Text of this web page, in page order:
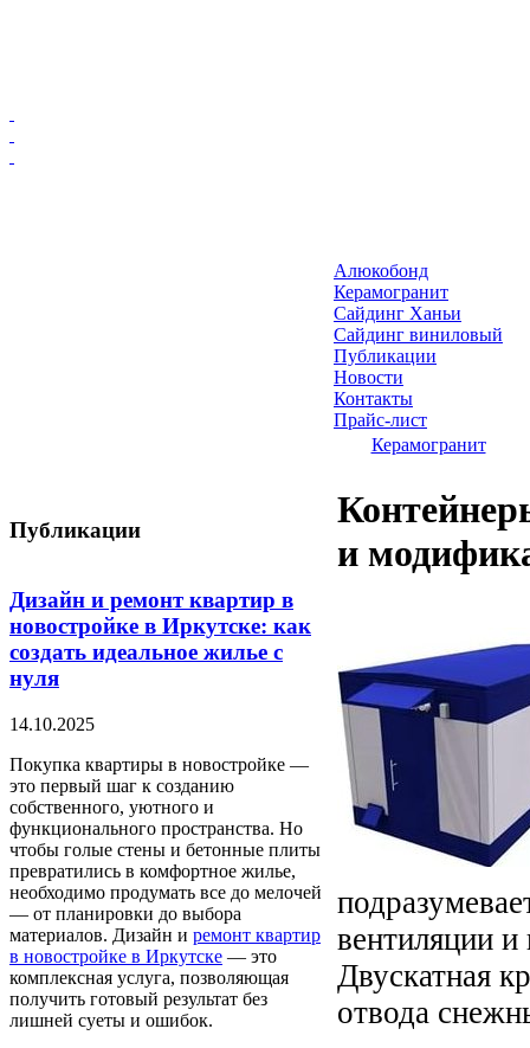
Публикации
Дизайн и ремонт квартир в
новостройке в Иркутске: как
создать идеальное жилье с
нуля
14.10.2025
Покупка квартиры в новостройке —
это первый шаг к созданию
собственного, уютного и
функционального пространства. Но
чтобы голые стены и бетонные плиты
превратились в комфортное жилье,
необходимо продумать все до мелочей
— от планировки до выбора
материалов. Дизайн и ремонт квартир
в новостройке в Иркутске — это
комплексная услуга, позволяющая
получить готовый результат без
лишней суеты и ошибок.
Алюкобонд
Керамогранит
Сайдинг Ханьи
Сайдинг виниловый
Публикации
Новости
Контакты
Прайс-лист
Керамогранит
и
вентиляции
Двускатная
отвода